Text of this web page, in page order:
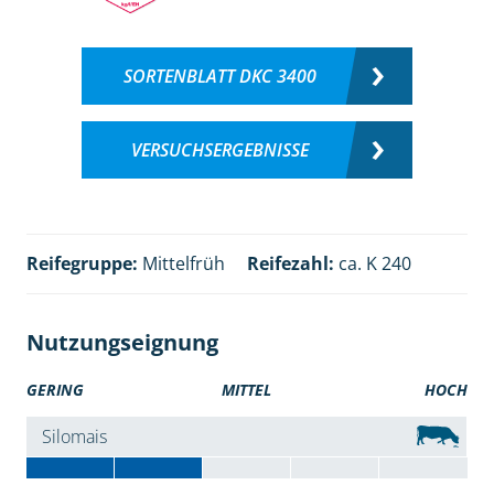
SORTENBLATT DKC 3400
VERSUCHSERGEBNISSE
Reifegruppe: Mittelfrüh Reifezahl: ca. K 240
Nutzungseignung
GERING MITTEL HOCH
Silomais